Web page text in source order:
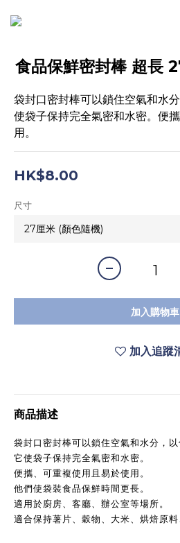
食品保鮮密封棒 超長
袋封口密封棒可以鎖住空氣和水
使袋子保持完全氣密和水密。便
用。
HK$8.00
尺寸
加入購物車
加入追蹤
商品描述
袋封口密封棒可以鎖住空氣和水分，以
它使袋子保持完全氣密和水密。
便攜、可重複使用且易於使用。
他們使袋裝食品保鮮時間更長。
適用於廚房、客廳、辦公室等場所。
適合保持薯片、穀物、大米、烘焙原料